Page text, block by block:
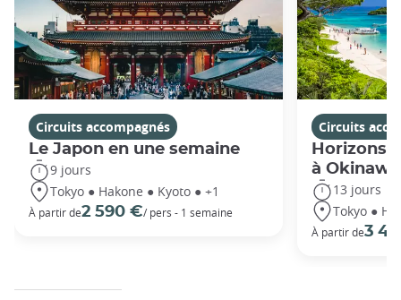
Circuits accompagnés
Le Japon en une semaine
9 jours
Tokyo ● Hakone ● Kyoto ● +1
À partir de2 590 €/ pers - 1 semaine
Circuits
Horizons
à Okinawa
13 jours
Tokyo ●
À partir de3